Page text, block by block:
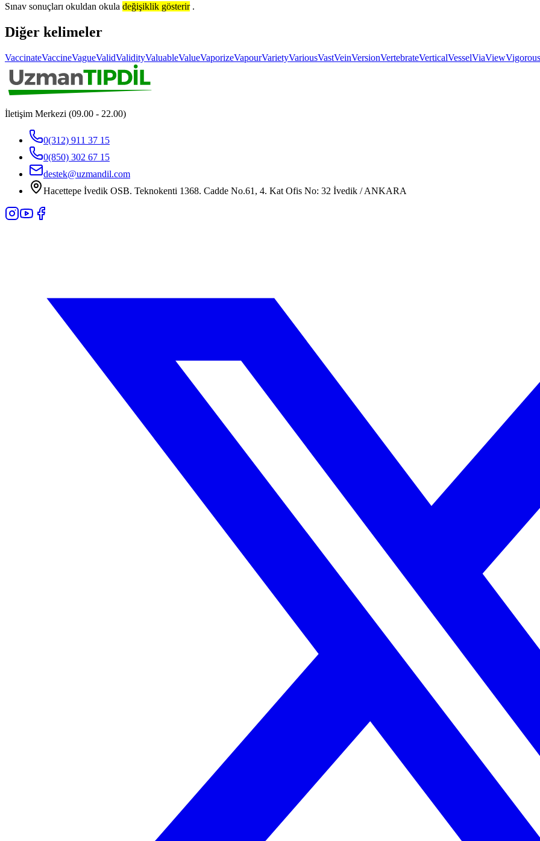
Sınav sonuçları okuldan okula değişiklik gösterir .
Diğer kelimeler
VaccinateVaccineVagueValidValidityValuableValueVaporizeVapourVarietyVariousVastVeinVersionVertebrateVerticalVesselViaViewVigorous
İletişim Merkezi (09.00 - 22.00)
0(312) 911 37 15
0(850) 302 67 15
destek@uzmandil.com
Hacettepe İvedik OSB. Teknokenti 1368. Cadde No.61, 4. Kat Ofis No: 32 İvedik / ANKARA